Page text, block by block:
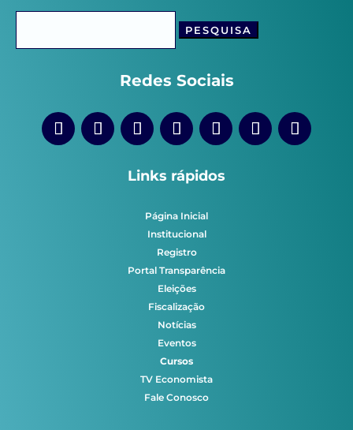
Redes Sociais
Links rápidos
Página Inicial
Institucional
Registro
Portal Transparência
Eleições
Fiscalização
Notícias
Eventos
Cursos
TV Economista
Fale Conosco